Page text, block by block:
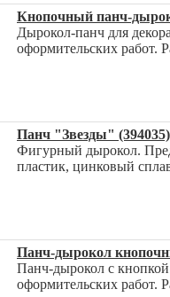
Кнопочный панч-
Дырокол-панч для
оформительских работ.
Панч "Звезды"
Фигурный дырокол.
пластик, цинковый
Панч-дырокол
Панч-дырокол с
оформительских работ.